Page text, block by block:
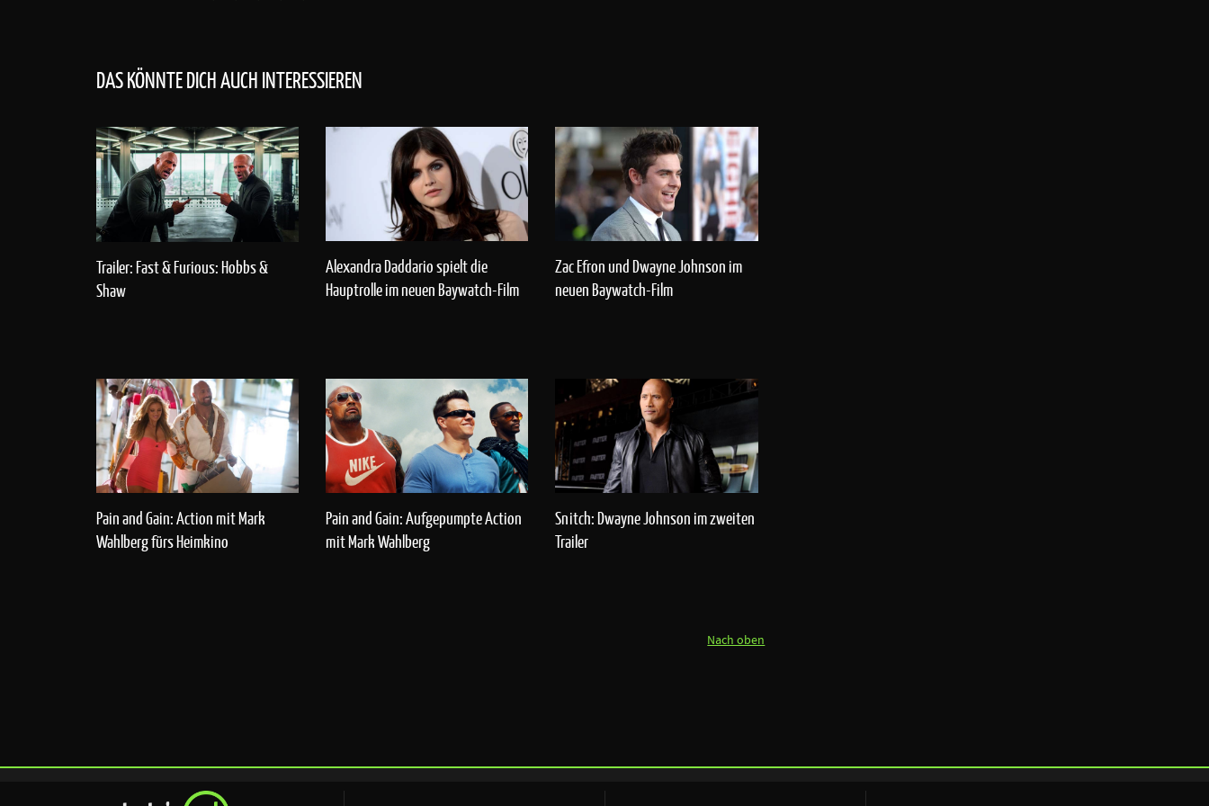
DAS KÖNNTE DICH AUCH INTERESSIEREN
Trailer: Fast & Furious: Hobbs &
Shaw
Alexandra Daddario spielt die
Hauptrolle im neuen Baywatch-Film
Zac Efron und Dwayne Johnson im
neuen Baywatch-Film
Pain and Gain: Action mit Mark
Wahlberg fürs Heimkino
Pain and Gain: Aufgepumpte Action
mit Mark Wahlberg
Snitch: Dwayne Johnson im zweiten
Trailer
Nach oben